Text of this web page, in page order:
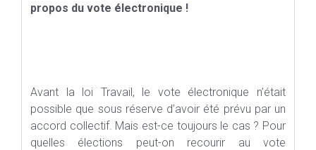
propos du vote électronique !
Avant la loi Travail, le vote électronique n’était
possible que sous réserve d’avoir été prévu par un
accord collectif. Mais est-ce toujours le cas ? Pour
quelles élections peut-on recourir au vote